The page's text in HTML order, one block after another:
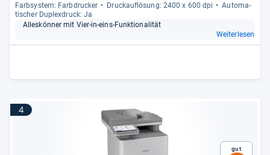
Farb­sys­tem: Farb­dru­cker Druck­auf­lö­sung: 2400 x 600 dpi
Auto­ma­
ti­scher Duplex­druck: Ja
Alles­kön­ner mit Vier-​in-​eins-​Funk­tio­na­li­tät
Weiterlesen
4
Gut